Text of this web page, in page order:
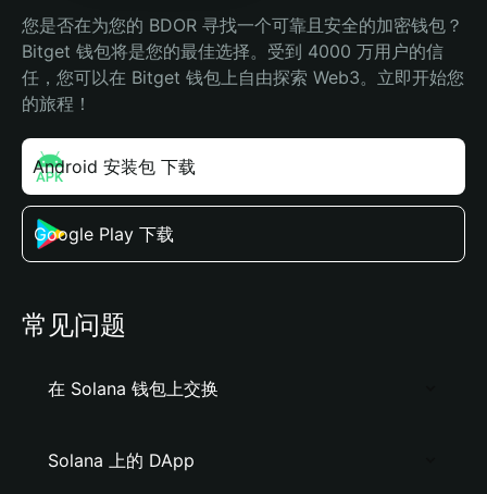
您是否在为您的 BDOR 寻找一个可靠且安全的加密钱包？
Bitget 钱包将是您的最佳选择。受到 4000 万用户的信
任，您可以在 Bitget 钱包上自由探索 Web3。立即开始您
的旅程！
Android 安装包 下载
Google Play 下载
常见问题
在 Solana 钱包上交换
Solana 上的 DApp